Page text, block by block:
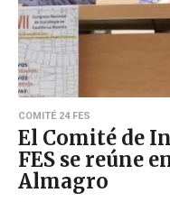
COMITÉ 24 FES
El Comité de
FES se reúne
Almagro